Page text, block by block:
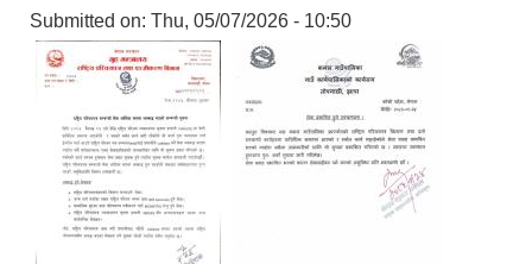
Submitted on: Thu, 05/07/2026 - 10:50